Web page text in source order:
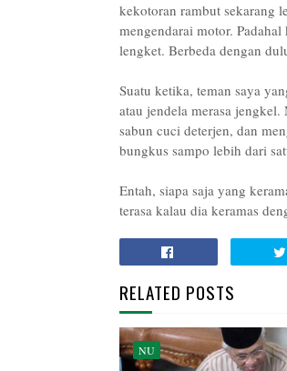
kekotoran rambut sekarang
mengendarai motor.
lengket. Berbeda dengan
Suatu ketika, teman saya
atau jendela merasa
sabun cuci deterjen, dan
bungkus sampo lebih dari
Entah, siapa saja yang
terasa kalau dia keramas
RELATED POSTS
NU